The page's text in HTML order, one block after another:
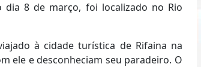
8 de março, foi localizado no Rio
à cidade turística de Rifaina na
ele e desconheciam seu paradeiro. O